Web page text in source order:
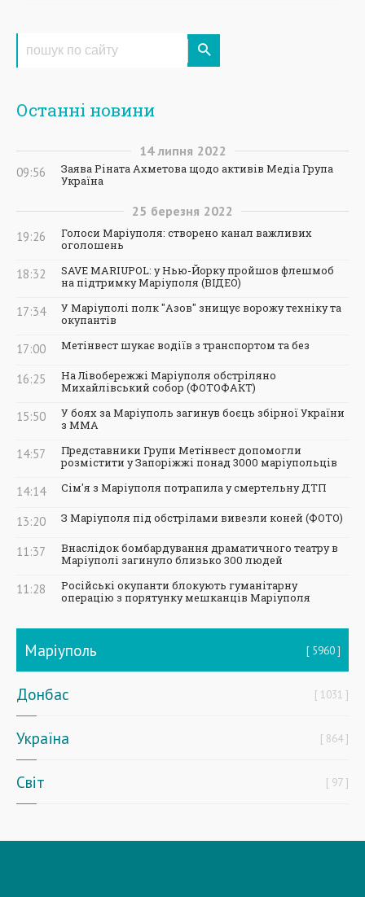
Останні новини
14 липня 2022
09:56
Заява Ріната Ахметова щодо активів Медіа Група
Україна
25 березня 2022
19:26
Голоси Маріуполя: створено канал важливих
оголошень
18:32
SAVE MARIUPOL: у Нью-Йорку пройшов флешмоб
на підтримку Маріуполя (ВІДЕО)
17:34
У Маріуполі полк "Азов" знищує ворожу техніку та
окупантів
17:00 Метінвест шукає водіїв з транспортом та без
16:25
На Лівобережжі Маріуполя обстріляно
Михайлівський собор (ФОТОФАКТ)
15:50
У боях за Маріуполь загинув боєць збірної України
з ММА
14:57
Представники Групи Метінвест допомогли
розмістити у Запоріжжі понад 3000 маріупольців
14:14 Сім'я з Маріуполя потрапила у смертельну ДТП
13:20 З Маріуполя під обстрілами вивезли коней (ФОТО)
11:37
Внаслідок бомбардування драматичного театру в
Маріуполі загинуло близько 300 людей
11:28
Російські окупанти блокують гуманітарну
операцію з порятунку мешканців Маріуполя
Маріуполь 5960
Донбас 1031
Україна 864
Світ 97